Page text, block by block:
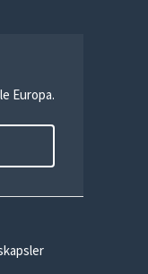
Europa.